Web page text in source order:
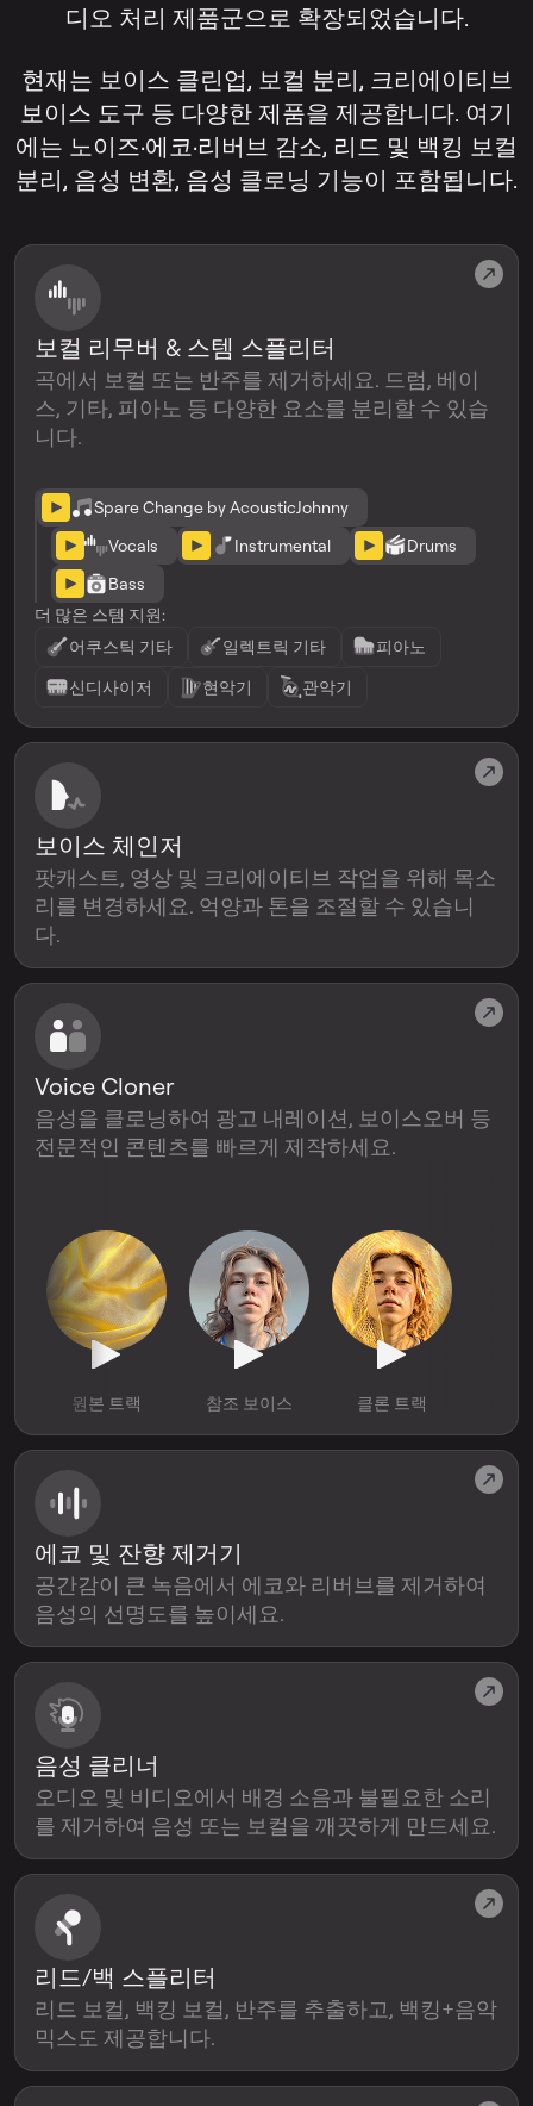
디오 처리 제품군으로 확장되었습니다.
현재는 보이스 클린업, 보컬 분리, 크리에이티브
보이스 도구 등 다양한 제품을 제공합니다. 여기
에는 노이즈·에코·리버브 감소, 리드 및 백킹 보컬
분리, 음성 변환, 음성 클로닝 기능이 포함됩니다.
보컬 리무버 & 스템 스플리터
곡에서 보컬 또는 반주를 제거하세요. 드럼, 베이
스, 기타, 피아노 등 다양한 요소를 분리할 수 있습
니다.
Spare Change by AcousticJohnny
Vocals
Instrumental
Drums
Bass
더 많은 스템 지원:
어쿠스틱 기타
일렉트릭 기타
피아노
신디사이저
현악기 관악기
음성 클리너
오디오 및 비디오에서 배경 소음과 불필요한 소리
를 제거하여 음성 또는 보컬을 깨끗하게 만드세요.
보이스 체인저
팟캐스트, 영상 및 크리에이티브 작업을 위해 목소
리를 변경하세요. 억양과 톤을 조절할 수 있습니
다.
Voice Cloner
음성을 클로닝하여 광고 내레이션, 보이스오버 등
전문적인 콘텐츠를 빠르게 제작하세요.
원본 트랙 참조 보이스 클론 트랙
에코 및 잔향 제거기
공간감이 큰 녹음에서 에코와 리버브를 제거하여
음성의 선명도를 높이세요.
리드/백 스플리터
리드 보컬, 백킹 보컬, 반주를 추출하고, 백킹+음악
믹스도 제공합니다.